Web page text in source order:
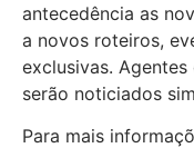
antecedência as
a novos roteiros,
exclusivas.
serão noticiados
Para mais